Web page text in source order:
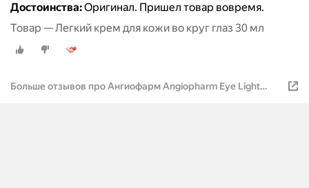
Достоинства:Оригинал. Пришел товар вовремя.
Товар — Легкий крем для кожи во круг глаз 30 мл
Больше отзывов про Ангиофарм Angiopharm Eye Light